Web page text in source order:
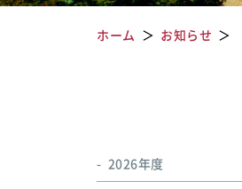
ホーム お知らせ
2026年度